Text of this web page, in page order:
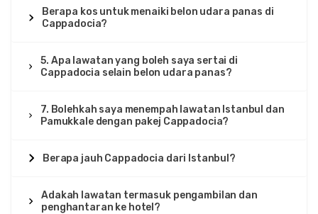
Berapa kos untuk menaiki belon udara panas di
Cappadocia?
5. Apa lawatan yang boleh saya sertai di
Cappadocia selain belon udara panas?
7. Bolehkah saya menempah lawatan Istanbul dan
Pamukkale dengan pakej Cappadocia?
Berapa jauh Cappadocia dari Istanbul?
Adakah lawatan termasuk pengambilan dan
penghantaran ke hotel?